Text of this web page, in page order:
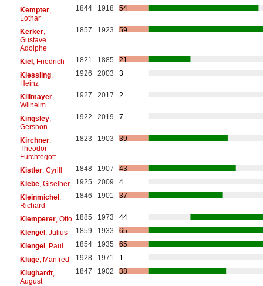
Kempter,
Lothar
1844 1918 54
Kerker,
Gustave
Adolphe
1857 1923 59
Kiel, Friedrich 1821 1885
21
Kiessling,
Heinz
1926 2003 3
Killmayer,
Wilhelm
1927 2017 2
Kingsley,
Gershon
1922 2019 7
Kirchner,
Theodor
Fürchtegott
1823 1903 39
Kistler, Cyrill 1848 1907
43
Klebe, Giselher 1925 2009
4
Kleinmichel,
Richard
1846 1901 37
Klemperer, Otto 1885 1973
44
Klengel, Julius 1859 1933
65
Klengel, Paul 1854 1935
65
Kluge, Manfred 1928 1971
1
Klughardt,
August
1847 1902 38